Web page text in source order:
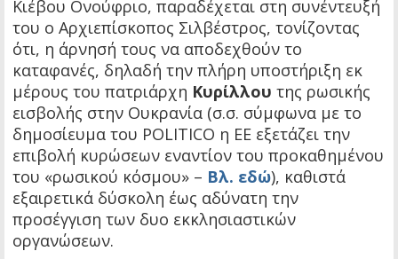
Κιέβου Ονούφριο, παραδέχεται στη συνέντευξή
του ο Αρχιεπίσκοπος Σιλβέστρος, τονίζοντας
ότι, η άρνησή τους να αποδεχθούν το
καταφανές, δηλαδή την πλήρη υποστήριξη εκ
μέρους του πατριάρχη Κυρίλλου της ρωσικής
εισβολής στην Ουκρανία (σ.σ. σύμφωνα με το
δημοσίευμα του POLITICO η ΕΕ εξετάζει την
επιβολή κυρώσεων εναντίον του προκαθημένου
του «ρωσικού κόσμου» – Βλ. εδώ), καθιστά
εξαιρετικά δύσκολη έως αδύνατη την
προσέγγιση των δυο εκκλησιαστικών
οργανώσεων.